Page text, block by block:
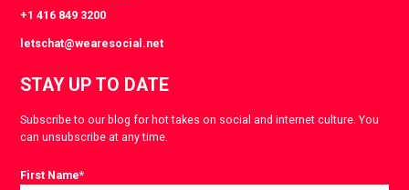
+1 416 849 3200
letschat@wearesocial.net
STAY UP TO DATE
Subscribe to our blog for hot takes on social and internet culture. You
can unsubscribe at any time.
First Name*